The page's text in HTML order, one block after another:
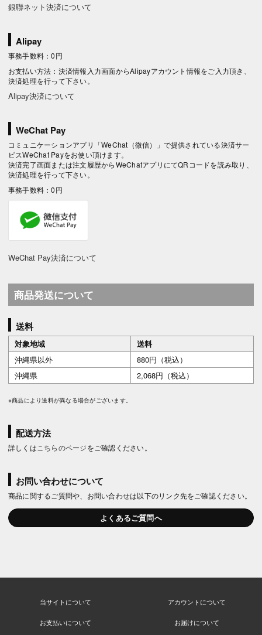
銀聯ネット決済について
Alipay
事務手数料：0円
お支払い方法：決済情報入力画面からAlipayアカウント情報をご入力頂き、
決済処理を行って下さい。
Alipay決済について
WeChat Pay
コミュニケーションアプリ「WeChat（微信）」で提供されている決済サー
ビスWeChat Payをお使い頂けます。
決済完了画面または注文履歴からWeChatアプリにてQRコードを読み取り、
決済処理を行って下さい。
事務手数料：0円
WeChat Pay決済について
商品発送について
送料
対象地域
送料
沖縄県以外
880円（税込）
沖縄県
2,068円（税込）
※商品により送料が異なる場合がございます。
配送方法
詳しくは こちらのページをご確認ください。
お問い合わせについて
商品に関するご質問や、お問い合わせは以下のリンク先をご確認ください。
よくあるご質問へ
当サイトについて アカウントについて
お支払いについて お届けについて